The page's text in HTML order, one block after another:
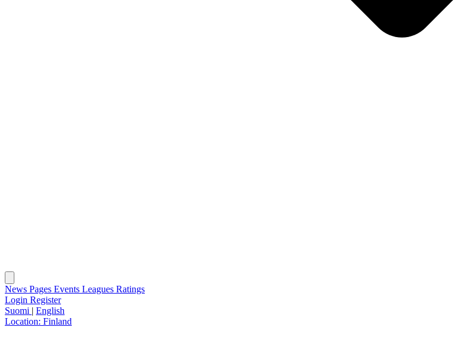
News Pages Events Leagues Ratings
Login Register
Suomi | English
Location: Finland